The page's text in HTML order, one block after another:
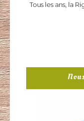
Tous les ans, la